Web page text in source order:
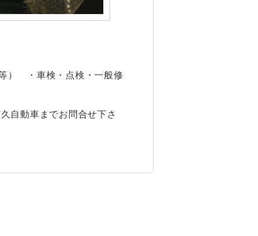
） ・車検・点検・一般修
自動車までお問合せ下さ